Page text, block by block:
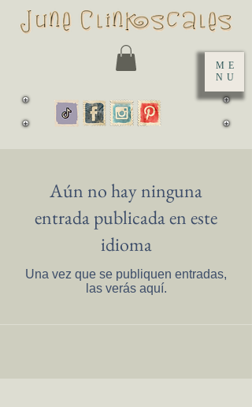
ME
NU
Aún no hay ninguna
entrada publicada en este
idioma
Una vez que se publiquen entradas,
las verás aquí.